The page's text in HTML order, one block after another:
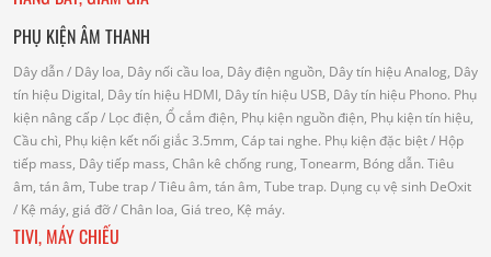
PHỤ KIỆN ÂM THANH
Dây dẫn/ Dây loa, Dây nối cầu loa, Dây điện nguồn, Dây tín hiệu Analog, Dây
tín hiệu Digital, Dây tín hiệu HDMI, Dây tín hiệu USB, Dây tín hiệu Phono. Phụ
kiện nâng cấp/ Lọc điện, Ổ cắm điện, Phụ kiện nguồn điện, Phụ kiện tín hiệu,
Cầu chì, Phụ kiện kết nối giắc 3.5mm, Cáp tai nghe. Phụ kiện đặc biệt/ Hộp
tiếp mass, Dây tiếp mass, Chân kê chống rung, Tonearm, Bóng dẫn. Tiêu
âm, tán âm, Tube trap/ Tiêu âm, tán âm, Tube trap. Dụng cụ vệ sinh DeOxit
/ Kệ máy, giá đỡ/ Chân loa, Giá treo, Kệ máy.
TIVI, MÁY CHIẾU